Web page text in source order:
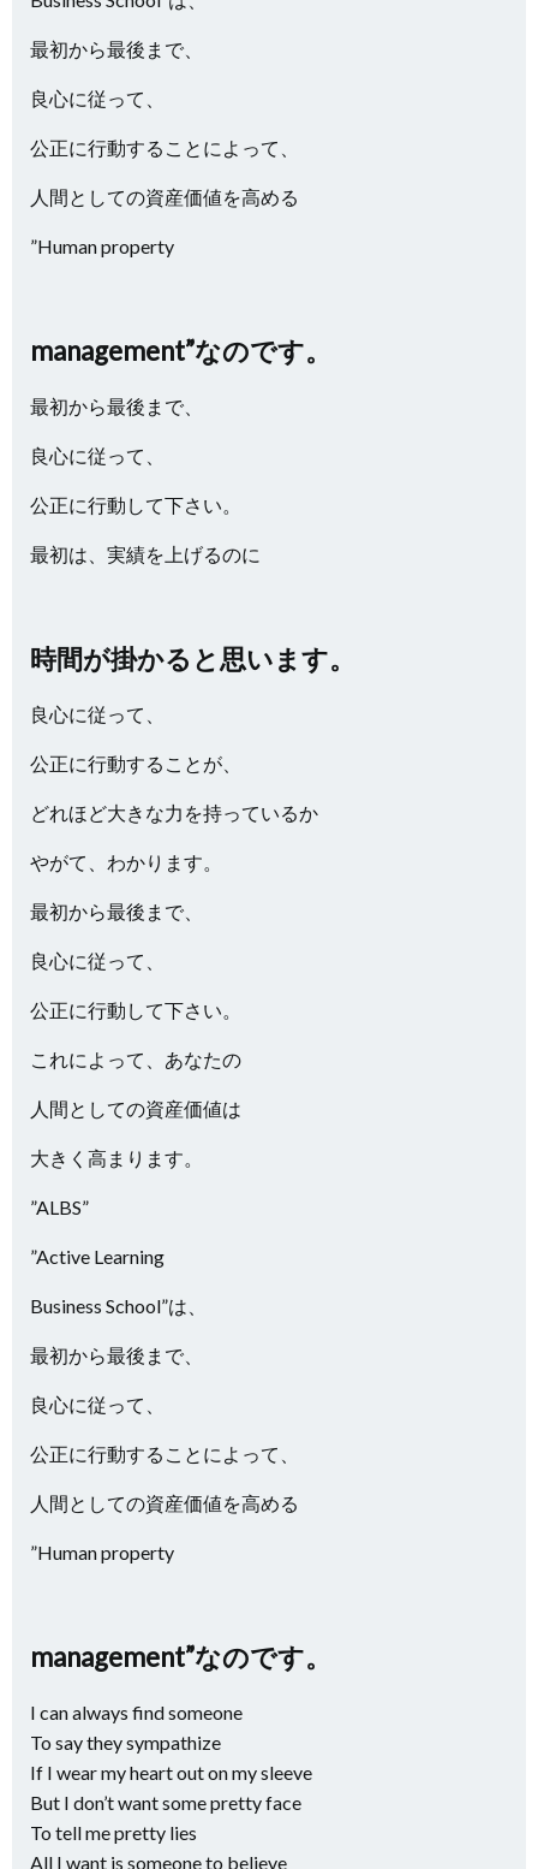
最初から最後まで、
良心に従って、
公正に行動することによって、
人間としての資産価値を高める
”Human property
management”なのです。
最初から最後まで、
良心に従って、
公正に行動して下さい。
最初は、実績を上げるのに
時間が掛かると思います。
良心に従って、
公正に行動することが、
どれほど大きな力を持っているか
やがて、わかります。
最初から最後まで、
良心に従って、
公正に行動して下さい。
これによって、あなたの
人間としての資産価値は
大きく高まります。
”ALBS”
”Active Learning
Business School”は、
最初から最後まで、
良心に従って、
公正に行動することによって、
人間としての資産価値を高める
”Human property
management”なのです。
I can always find someone
To say they sympathize
If I wear my heart out on my sleeve
But I don’t want some pretty face
To tell me pretty lies
All I want is someone to believe